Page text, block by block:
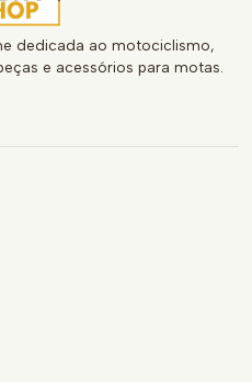
dedicada ao motociclismo,
e acessórios para motas.